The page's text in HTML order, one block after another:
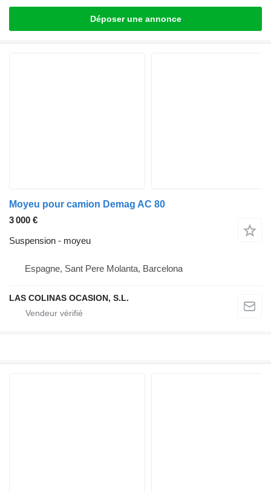
Déposer une annonce
Moyeu pour camion Demag AC 80
3 000 €
Suspension - moyeu
Espagne, Sant Pere Molanta, Barcelona
LAS COLINAS OCASION, S.L.